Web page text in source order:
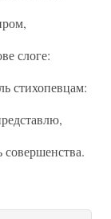
слоге:
стихопевцам: